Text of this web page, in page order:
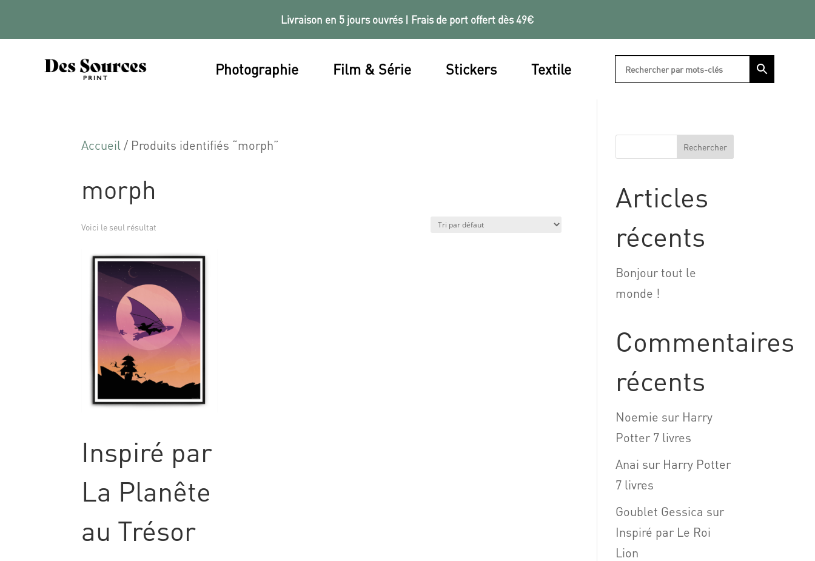
Livraison en 5 jours ouvrés | Frais de port offert dès 49€
Photographie Film & Série Stickers Textile
Accueil / Produits identifiés “morph”
morph
Voici le seul résultat
Inspiré par
La Planête
au Trésor
Rechercher
Articles
récents
Bonjour tout le
monde !
Commentaires
récents
Noemie sur Harry
Potter 7 livres
Anai sur Harry Potter
7 livres
Goublet Gessica sur
Inspiré par Le Roi
Lion